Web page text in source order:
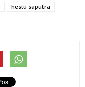
hestu saputra